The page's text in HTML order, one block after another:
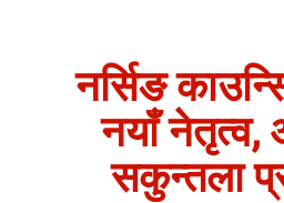
नर्सिङ
नयाँ नेतृत्व,
सकुन्तला